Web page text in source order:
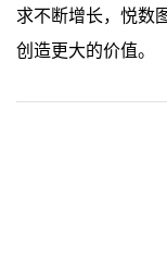
求不断增长，悦数
创造更大的价值。